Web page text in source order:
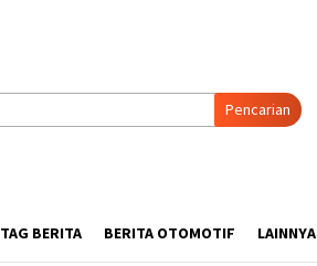
Pencarian
TAG BERITA BERITA OTOMOTIF LAINNYA